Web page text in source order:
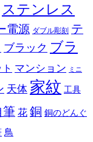
ステンレス
電源 ダブル彫刻 テ
ブラック ブラ
マンション ミニ
天体 家紋 工具
筆 花 銅 銅のどんぐ
鳥